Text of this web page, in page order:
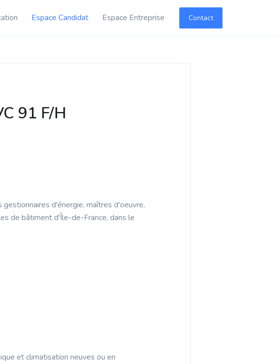
Espace Candidat Espace Entreprise Contact
91 F/H
d'énergie, maîtres d'oeuvre,
de bâtiment d'Île-de-France, dans le
et climatisation neuves ou en